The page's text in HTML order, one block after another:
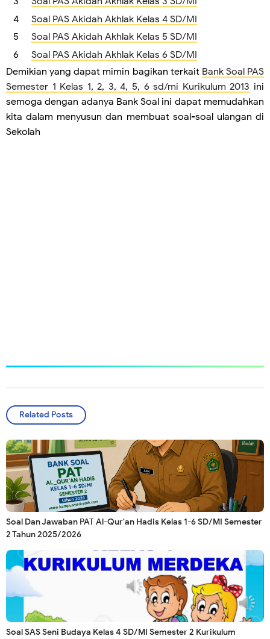
Soal PAS Akidah Akhlak Kelas 4 SD/MI
Soal PAS Akidah Akhlak Kelas 5 SD/MI
Soal PAS Akidah Akhlak Kelas 6 SD/MI
Demikian yang dapat mimin bagikan terkait Bank Soal PAS
Semester 1 Kelas 1, 2, 3, 4, 5, 6 sd/mi Kurikulum 2013 ini
semoga dengan adanya Bank Soal ini dapat memudahkan
kita dalam menyusun dan membuat soal-soal ulangan di
Sekolah
Related Posts
Soal Dan Jawaban PAT Al-Qur'an Hadis Kelas 1-6 SD/MI Semester
2 Tahun 2025/2026
Soal SAS Seni Budaya Kelas 4 SD/MI Semester 2 Kurikulum